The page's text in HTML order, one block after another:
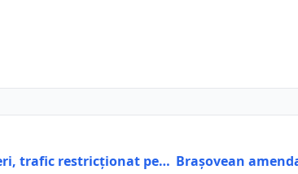
trafic restricționat pe… Brașovean